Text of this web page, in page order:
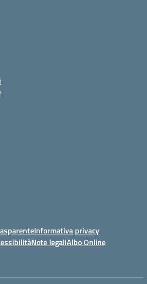
Informativa privacy
Note legaliAlbo Online